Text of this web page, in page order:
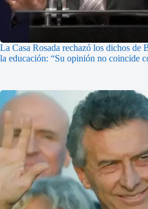
La Casa Rosada rechazó los dichos de
la educación: “Su opinión no coincide